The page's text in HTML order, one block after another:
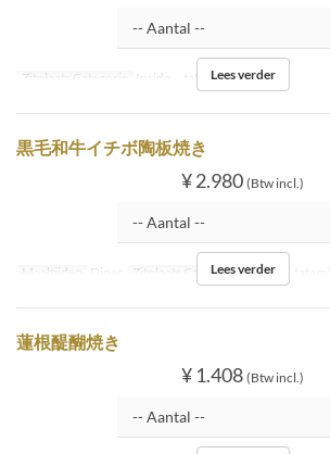
Zitplaats Categorie Inside tatamiLees verder
黒毛和牛イチボ陶板焼き
¥ 2.980 (Btw incl.)
Maaltijden Diner Zitplaats Categorie Inside tatami
Lees verder
蓮根醍醐焼き
¥ 1.408 (Btw incl.)